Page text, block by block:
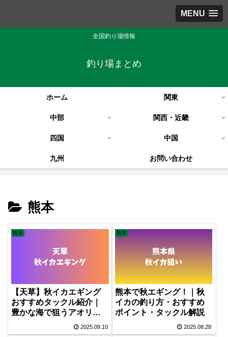
MENU
全国釣り場情報
釣り場まとめ
ホーム 関東
中部 関西・近畿
四国 中国
九州 お問い合わせ
熊本
熊本
【天草】秋イカエギング
おすすめタックル紹介｜
豊かな海で狙うアオリイ
2025.09.10
熊本
熊本で秋エギング！｜秋
イカの釣り方・おすすめ
ポイント・タックル解説
2025.08.28